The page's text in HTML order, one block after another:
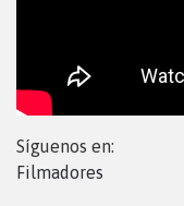
Síguenos en:
Filmadores